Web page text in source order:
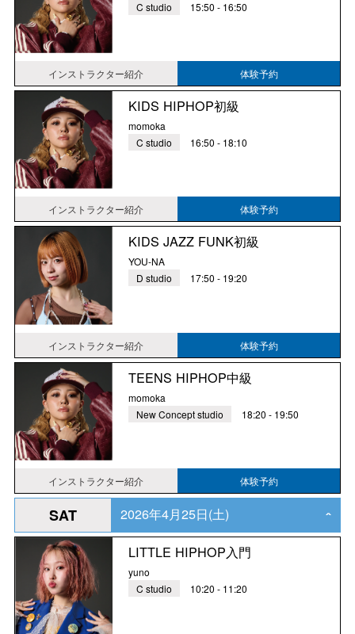
C studio 15:50 - 16:50
インストラクター紹介 体験予約
KIDS HIPHOP初級
momoka
C studio
16:50 - 18:10
インストラクター紹介 体験予約
KIDS JAZZ FUNK初級
YOU-NA
D studio
17:50 - 19:20
インストラクター紹介 体験予約
TEENS HIPHOP中級
momoka
New Concept studio
18:20 - 19:50
インストラクター紹介 体験予約
SAT 2026年4月25日(土) ‹
LITTLE HIPHOP入門
yuno
C studio
10:20 - 11:20